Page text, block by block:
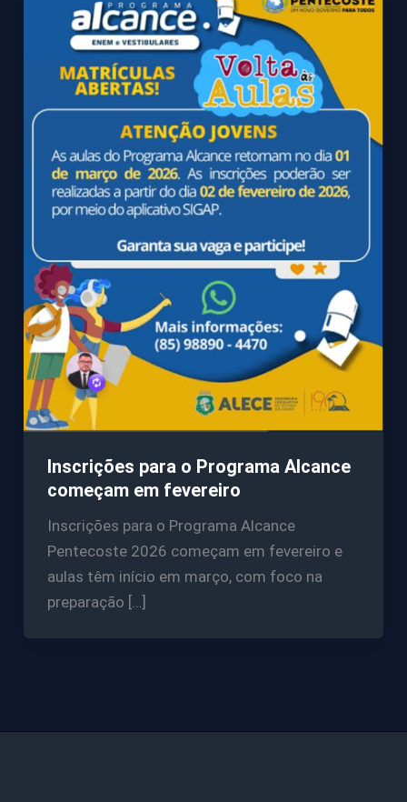
Inscrições para o Programa Alcance
começam em fevereiro
Inscrições para o Programa Alcance
Pentecoste 2026 começam em fevereiro e
aulas têm início em março, com foco na
preparação […]